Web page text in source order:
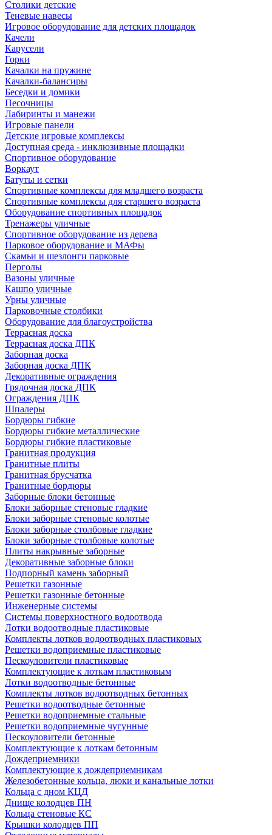
Столики детские
Теневые навесы
Игровое оборудование для детских площадок
Качели
Карусели
Горки
Качалки на пружине
Качалки-балансиры
Беседки и домики
Песочницы
Лабиринты и манежи
Игровые панели
Детские игровые комплексы
Доступная среда - инклюзивные площадки
Спортивное оборудование
Воркаут
Батуты и сетки
Спортивные комплексы для младшего возраста
Спортивные комплексы для старшего возраста
Оборудование спортивных площадок
Тренажеры уличные
Спортивное оборудование из дерева
Парковое оборудование и МАФы
Скамьи и шезлонги парковые
Перголы
Вазоны уличные
Кашпо уличные
Урны уличные
Парковочные столбики
Оборудование для благоустройства
Террасная доска
Террасная доска ДПК
Заборная доска
Заборная доска ДПК
Декоративные ограждения
Грядочная доска ДПК
Ограждения ДПК
Шпалеры
Бордюры гибкие
Бордюры гибкие металлические
Бордюры гибкие пластиковые
Гранитная продукция
Гранитные плиты
Гранитная брусчатка
Гранитные бордюры
Заборные блоки бетонные
Блоки заборные стеновые гладкие
Блоки заборные стеновые колотые
Блоки заборные столбовые гладкие
Блоки заборные столбовые колотые
Плиты накрывные заборные
Декоративные заборные блоки
Подпорный камень заборный
Решетки газонные
Решетки газонные бетонные
Инженерные системы
Системы поверхностного водоотвода
Лотки водоотводные пластиковые
Комплекты лотков водоотводных пластиковых
Решетки водоприемные пластиковые
Пескоуловители пластиковые
Комплектующие к лоткам пластиковым
Лотки водоотводные бетонные
Комплекты лотков водоотводных бетонных
Решетки водоотводные бетонные
Решетки водоприемные стальные
Решетки водоприемные чугунные
Пескоуловители бетонные
Комплектующие к лоткам бетонным
Дождеприемники
Комплектующие к дождеприемникам
Железобетонные кольца, люки и канальные лотки
Кольца с дном КЦД
Днище колодцев ПН
Кольца стеновые КС
Крышки колодцев ПП